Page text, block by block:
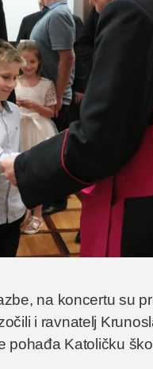
na koncertu su
i ravnatelj
pohađa Katoličku